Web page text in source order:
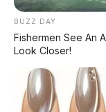
BUZZ DAY
Fishermen See An
Look Closer!